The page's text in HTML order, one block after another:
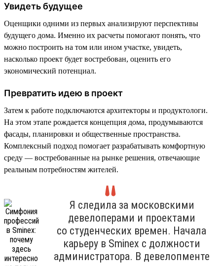
Увидеть будущее
Оценщики одними из первых анализируют перспективы
будущего дома. Именно их расчеты помогают понять, что
можно построить на том или ином участке, увидеть,
насколько проект будет востребован, оценить его
экономический потенциал.
Превратить идею в проект
Затем к работе подключаются архитекторы и продуктологи.
На этом этапе рождается концепция дома, продумываются
фасады, планировки и общественные пространства.
Комплексный подход помогает разрабатывать комфортную
среду — востребованные на рынке решения, отвечающие
реальным потребностям жителей.
Я следила за московскими
девелоперами и проектами
со студенческих времен. Начала
карьеру в Sminex с должности
администратора. В девелопменте